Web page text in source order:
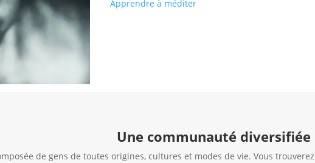
Apprendre à méditer
Une communauté diversifiée
de gens de toutes origines, cultures et modes de vie. Vous trouverez